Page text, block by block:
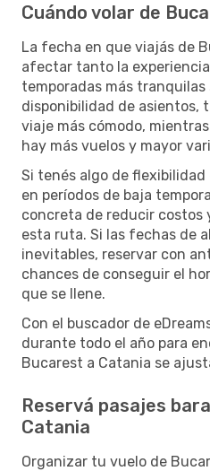
Cuándo volar de
La fecha en que viajás de
afectar tanto la
temporadas más
disponibilidad de asientos,
viaje más cómodo,
hay más vuelos y mayor
Si tenés algo de
en períodos de baja
concreta de reducir costos
esta ruta. Si las fechas de
inevitables, reservar con
chances de conseguir el
que se llene.
Con el buscador de
durante todo el año para
Bucarest a Catania se
Reservá pasajes
Catania
Organizar tu vuelo de